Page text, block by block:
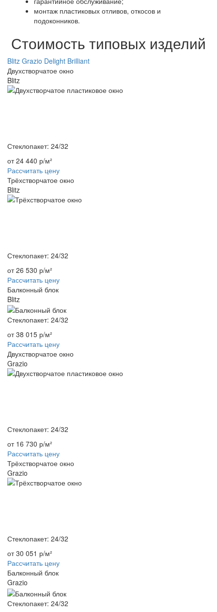
монтаж пластиковых отливов, откосов и
подоконников.
Стоимость типовых изделий
Blitz Grazio Delight Brilliant
Двухстворчатое окно
Blitz
Стеклопакет: 24/32
от 24 440 р/м²
Рассчитать цену
Трёхстворчатое окно
Blitz
Стеклопакет: 24/32
от 26 530 р/м²
Рассчитать цену
Балконный блок
Blitz
Стеклопакет: 24/32
от 38 015 р/м²
Рассчитать цену
Двухстворчатое окно
Grazio
Стеклопакет: 24/32
от 16 730 р/м²
Рассчитать цену
Трёхстворчатое окно
Grazio
Стеклопакет: 24/32
от 30 051 р/м²
Рассчитать цену
Балконный блок
Grazio
Стеклопакет: 24/32